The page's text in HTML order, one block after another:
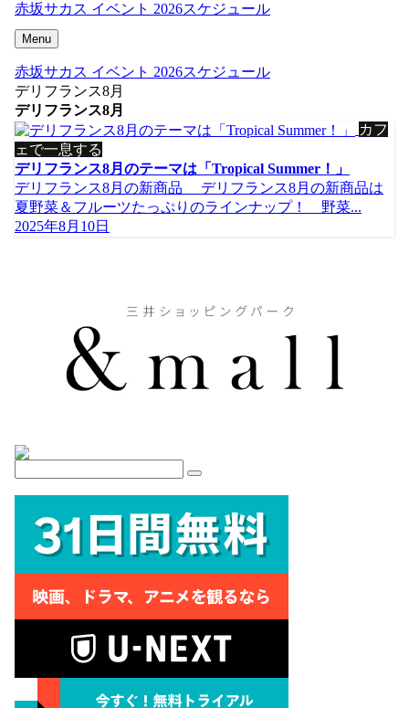
赤坂サカス イベント 2026スケジュール
Menu
赤坂サカス イベント 2026スケジュール
デリフランス8月
デリフランス8月
カフ
ェで一息する
デリフランス8月のテーマは「Tropical Summer！」
デリフランス8月の新商品 デリフランス8月の新商品は
夏野菜＆フルーツたっぷりのラインナップ！ 野菜...
2025年8月10日